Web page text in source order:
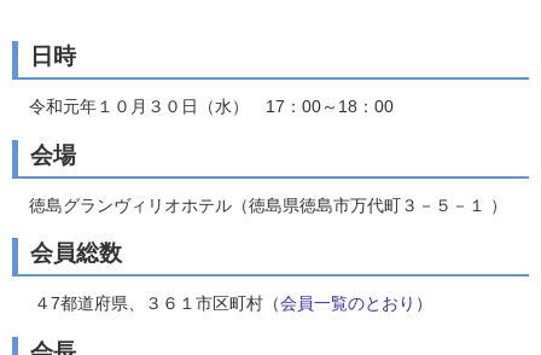
日時
令和元年１０月３０日（水） 17：00～18：00
会場
徳島グランヴィリオホテル（徳島県徳島市万代町３－５－１ ）
会員総数
４7都道府県、３６１市区町村（会員一覧のとおり ）